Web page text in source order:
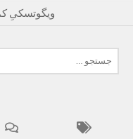
ویگوتسکیِ
برای: